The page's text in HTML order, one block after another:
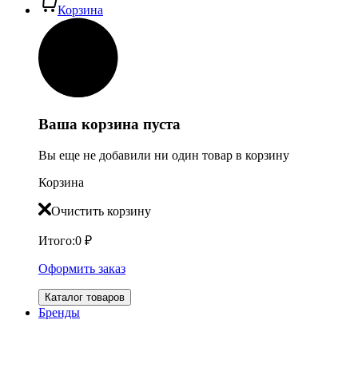
Корзина
Ваша корзина пуста
Вы еще не добавили ни один товар в корзину
Корзина
Очистить корзину
Итого:0 ₽
Оформить заказ
Каталог товаров
Бренды